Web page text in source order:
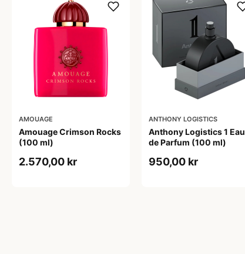
AMOUAGE
Amouage Crimson Rocks
(100 ml)
2.570,00 kr
ANTHONY LOGISTICS
Anthony Logistics 1 Eau
de Parfum (100 ml)
950,00 kr